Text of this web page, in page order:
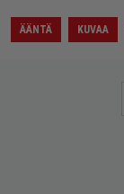
ÄÄNTÄ KUVAA